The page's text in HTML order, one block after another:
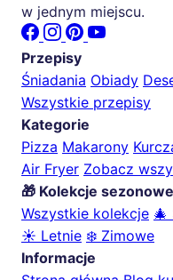
w jednym miejscu.
Przepisy
Śniadania Obiady
Wszystkie przepisy
Kategorie
Pizza Makarony
Air Fryer Zobacz
🎁 Kolekcje sezonowe
Wszystkie kolekcje 🎄
☀️ Letnie ❄️ Zimowe
Informacje